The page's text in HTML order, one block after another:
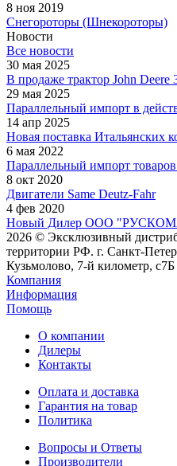
8 ноя 2019
Снегороторы (Шнекороторы)
Новости
Все новости
30 мая 2025
В продаже трактор John Deere
29 мая 2025
Параллельный импорт в
14 апр 2025
Новая поставка Итальянских
6 мая 2022
Параллельный импорт товаров
8 окт 2020
Двигатели Same Deutz-Fahr
4 фев 2020
Новый Дилер ООО
2026 © Эксклюзивный
территории РФ. г. Санкт-
Кузьмолово, 7-й километр, с7Б
Компания
Информация
Помощь
О компании
Дилеры
Контакты
Оплата и доставка
Гарантия на товар
Политика
Вопросы и Ответы
Производители